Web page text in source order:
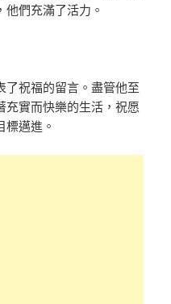
們充滿了活力。
了祝福的留言。盡管他至
充實而快樂的生活，祝愿
邁進。